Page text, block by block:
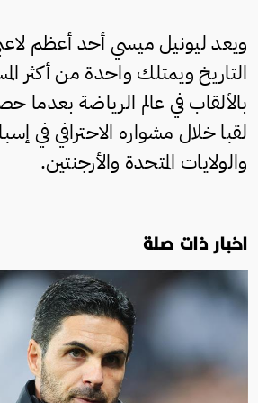
ويعد ليونيل ميسي أحد أعظم
التاريخ ويمتلك واحدة من أكثر
لقبا خلال مشواره الاحترافي في
والولايات المتحدة والأرجنتين.
اخبار ذات صلة